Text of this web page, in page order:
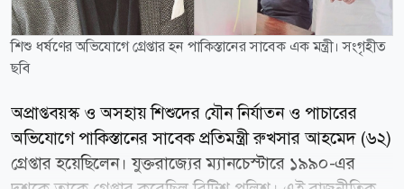
শিশু ধর্ষণের অভিযোগে গ্রেপ্তার হন পাকিস্তানের সাবেক এক মন্ত্রী। সংগৃহীত
ছবি
অপ্রাপ্তবয়স্ক ও অসহায় শিশুদের যৌন নির্যাতন ও পাচারের
অভিযোগে পাকিস্তানের সাবেক প্রতিমন্ত্রী রুখসার আহমেদ (৬২)
গ্রেপ্তার হয়েছিলেন। যুক্তরাজ্যের ম্যানচেস্টারে ১৯৯০-এর